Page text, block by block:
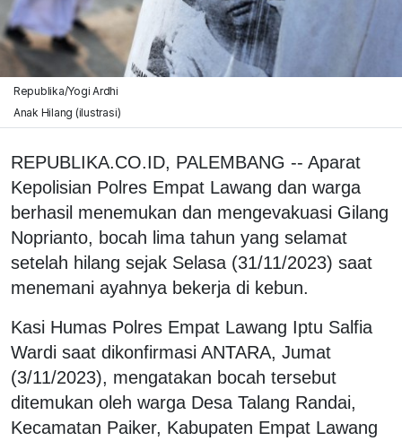
Republika/Yogi Ardhi
Anak Hilang (ilustrasi)
REPUBLIKA.CO.ID, PALEMBANG -- Aparat
Kepolisian Polres Empat Lawang dan warga
berhasil menemukan dan mengevakuasi Gilang
Noprianto, bocah lima tahun yang selamat
setelah hilang sejak Selasa (31/11/2023) saat
menemani ayahnya bekerja di kebun.
Kasi Humas Polres Empat Lawang Iptu Salfia
Wardi saat dikonfirmasi ANTARA, Jumat
(3/11/2023), mengatakan bocah tersebut
ditemukan oleh warga Desa Talang Randai,
Kecamatan Paiker, Kabupaten Empat Lawang